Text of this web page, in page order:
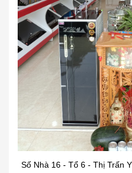
Số Nhà 16 - Tổ 6 - Thị Trấn